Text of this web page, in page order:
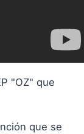
"OZ" que
que se